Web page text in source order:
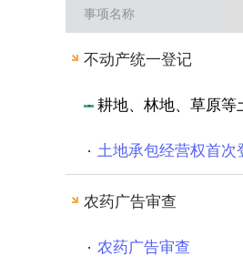
质量技术
法人注销
事项名称
不动产统一登记
耕地、林地、草原等
土地承包经营权首次
农药广告审查
农药广告审查